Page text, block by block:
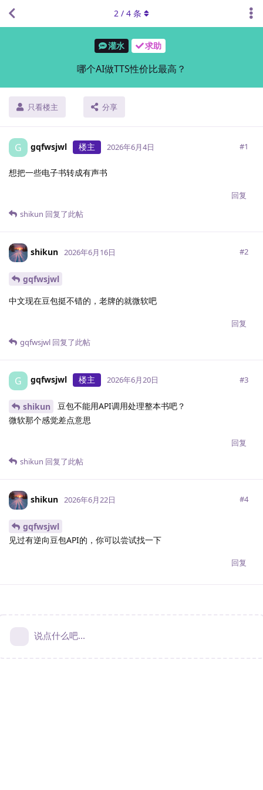
灌水 求助
哪个AI做TTS性价比最高？
只看楼主 分享
2 / 4 条
G gqfwsjwl 楼主 2026年6月4日 #1
想把一些电子书转成有声书
回复
shikun 回复了此帖
shikun 2026年6月16日 #2
gqfwsjwl
中文现在豆包挺不错的，老牌的就微软吧
回复
gqfwsjwl 回复了此帖
G gqfwsjwl 楼主 2026年6月20日 #3
shikun
豆包不能用API调用处理整本书吧？
微软那个感觉差点意思
回复
shikun 回复了此帖
shikun 2026年6月22日 #4
gqfwsjwl
见过有逆向豆包API的，你可以尝试找一下
回复
说点什么吧...